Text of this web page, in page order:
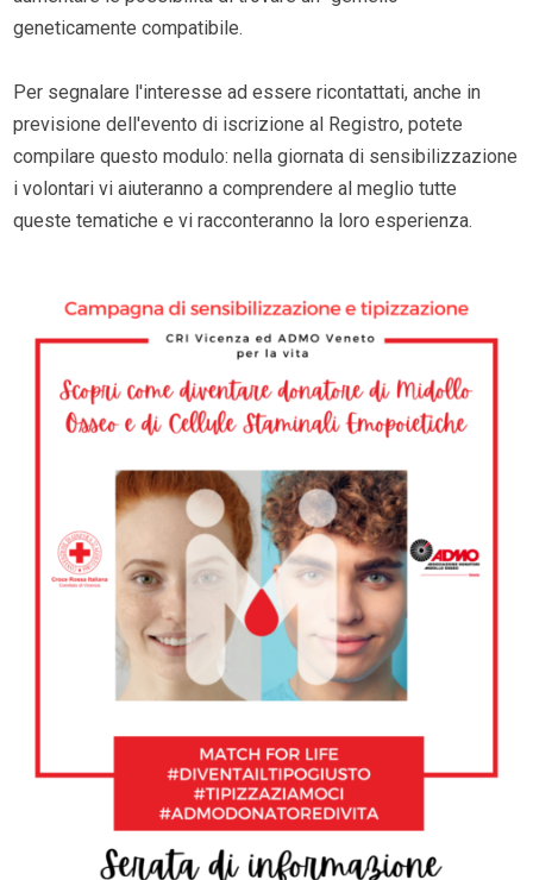
geneticamente compatibile.
Per segnalare l'interesse ad essere ricontattati, anche in
previsione dell'evento di iscrizione al Registro, potete
compilare questo modulo: nella giornata di sensibilizzazione
i volontari vi aiuteranno a comprendere al meglio tutte
queste tematiche e vi racconteranno la loro esperienza.